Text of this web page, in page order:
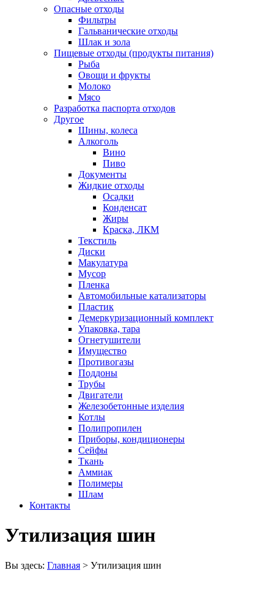
Опасные отходы
Фильтры
Гальванические отходы
Шлак и зола
Пищевые отходы (продукты питания)
Рыба
Овощи и фрукты
Молоко
Мясо
Разработка паспорта отходов
Другое
Шины, колеса
Алкоголь
Вино
Пиво
Документы
Жидкие отходы
Осадки
Конденсат
Жиры
Краска, ЛКМ
Текстиль
Диски
Макулатура
Мусор
Пленка
Автомобильные катализаторы
Пластик
Демеркуризационный комплект
Упаковка, тара
Огнетушители
Имущество
Противогазы
Поддоны
Трубы
Двигатели
Железобетонные изделия
Котлы
Полипропилен
Приборы, кондиционеры
Сейфы
Ткань
Аммиак
Полимеры
Шлам
Контакты
Утилизация шин
Вы здесь: Главная > Утилизация шин